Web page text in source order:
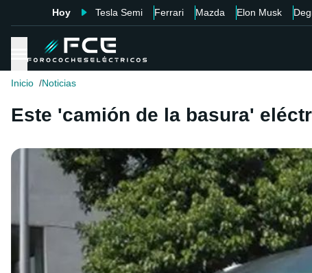
Hoy Tesla Semi Ferrari Mazda Elon Musk
Inicio Noticias
Este 'camión de la basura'